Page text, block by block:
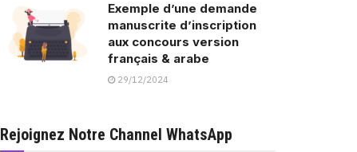
Exemple d’une demande
manuscrite d’inscription
aux concours version
français & arabe
29/12/2024
Rejoignez Notre Channel WhatsApp